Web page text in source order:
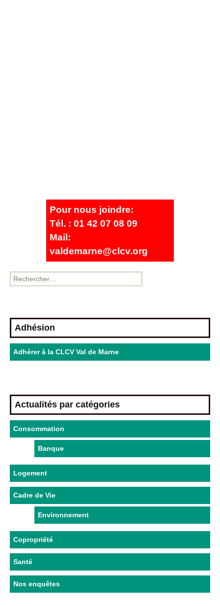
Pour nous joindre:
Tél. : 01 42 07 08 09
Mail:
valdemarne@clcv.org
Adhésion
Adhérer à la CLCV Val de Marne
Actualités par catégories
Consommation
Banque
Logement
Cadre de Vie
Environnement
Copropriété
Santé
Nos enquêtes